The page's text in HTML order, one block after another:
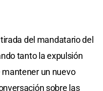
del mandatario del
tanto la expulsión
un nuevo
sobre las